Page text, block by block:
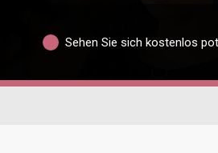
Sehen Sie sich kostenlos